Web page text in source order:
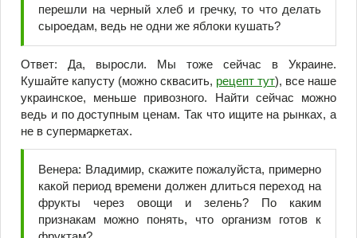
перешли на черный хлеб и гречку, то что делать
сыроедам, ведь не одни же яблоки кушать?
Ответ: Да, выросли. Мы тоже сейчас в Украине.
Кушайте капусту (можно сквасить, рецепт тут), все наше
украинское, меньше привозного. Найти сейчас можно
ведь и по доступным ценам. Так что ищите на рынках, а
не в супермаркетах.
Венера: Владимир, скажите пожалуйста, примерно
какой период времени должен длиться переход на
фрукты через овощи и зелень? По каким
признакам можно понять, что организм готов к